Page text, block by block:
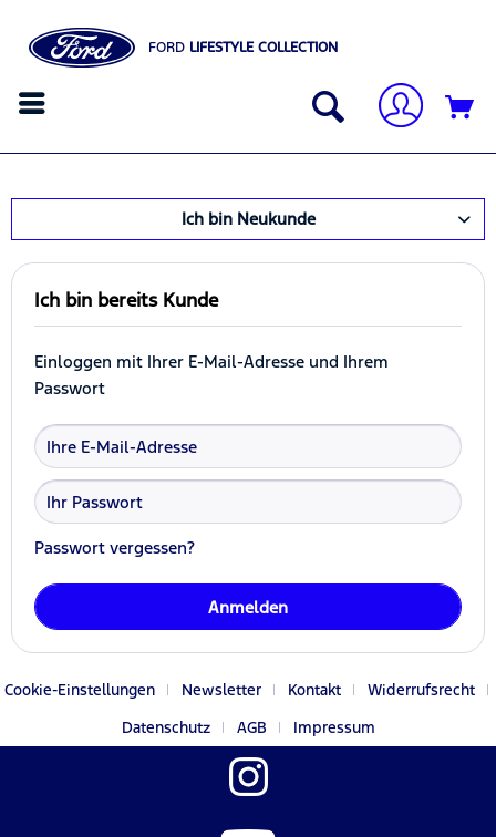
FORD LIFESTYLE COLLECTION
Ich bin Neukunde
Ich bin bereits Kunde
Einloggen mit Ihrer E-Mail-Adresse und Ihrem
Passwort
Passwort vergessen?
Anmelden
Cookie-Einstellungen Newsletter Kontakt
Widerrufsrecht
Datenschutz
AGB Impressum